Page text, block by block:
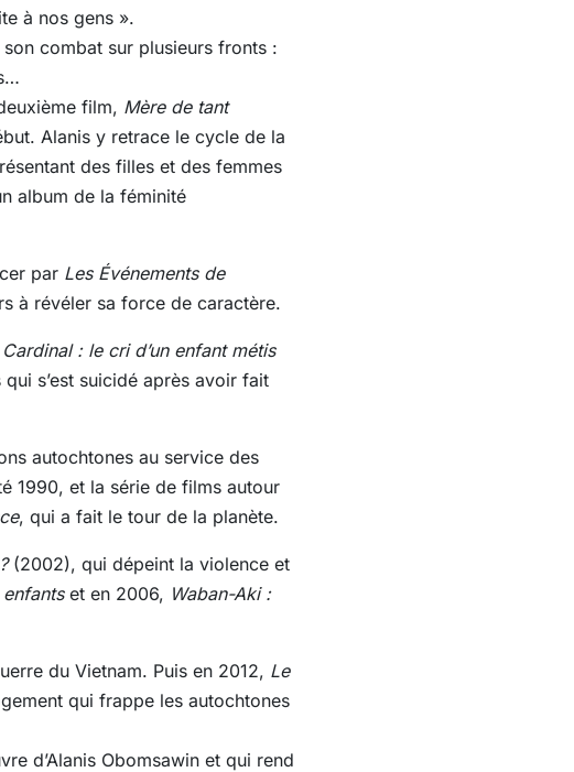
à nos gens ».
combat sur plusieurs fronts :
film, Mère de tant
Alanis y retrace le cycle de la
des filles et des femmes
album de la féminité
par Les Événements de
à révéler sa force de caractère.
: le cri d’un enfant métis
s’est suicidé après avoir fait
autochtones au service des
1990, et la série de films autour
, qui a fait le tour de la planète.
(2002), qui dépeint la violence et
et en 2006, Waban-Aki :
du Vietnam. Puis en 2012, Le
qui frappe les autochtones
d’Alanis Obomsawin et qui rend